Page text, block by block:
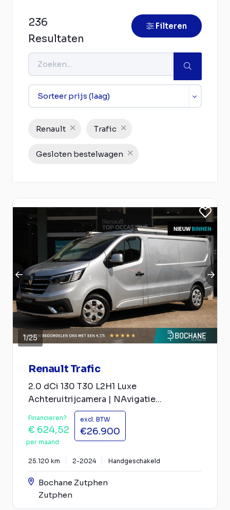
236
Resultaten
Filteren
Renault Trafic
Gesloten bestelwagen
1/25
Renault Trafic
2.0 dCi 130 T30 L2H1 Luxe
Achteruitrijcamera | NAvigatie...
Financieren?
€ 624,52
per maand
excl. BTW
€26.900
25.120 km 2-2024 Handgeschakeld
Bochane Zutphen
Zutphen